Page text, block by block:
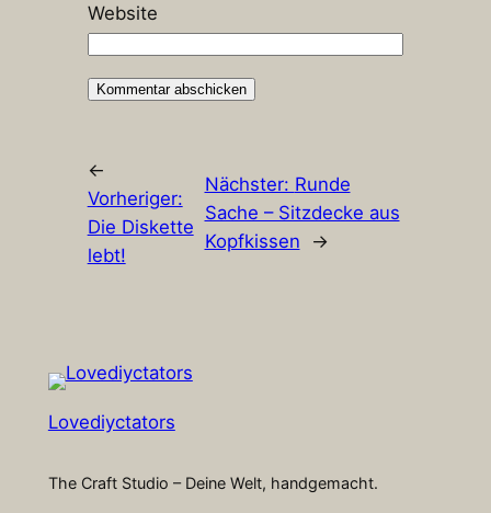
Website
←
Vorheriger:
Die Diskette
lebt!
Nächster: Runde
Sache – Sitzdecke aus
Kopfkissen
→
Lovediyctators
The Craft Studio – Deine Welt, handgemacht.